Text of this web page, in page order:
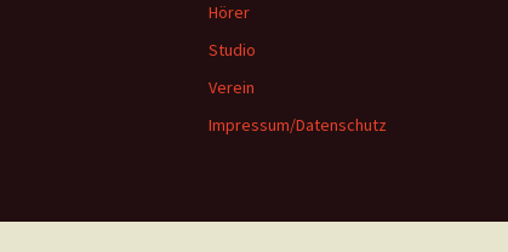
Hörer
Studio
Verein
Impressum/Datenschutz